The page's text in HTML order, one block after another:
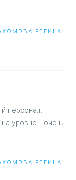
РЕГИНА
персонал,
уровне - очень
РЕГИНА